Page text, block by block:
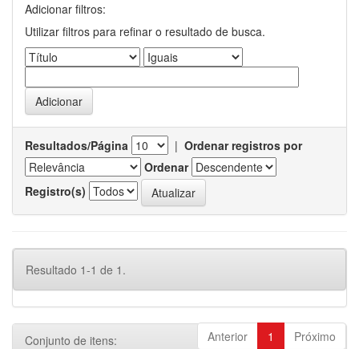
Adicionar filtros:
Utilizar filtros para refinar o resultado de busca.
Resultados/Página | Ordenar registros por
Ordenar
Registro(s)
Resultado 1-1 de 1.
Anterior 1 Próximo
Conjunto de itens: